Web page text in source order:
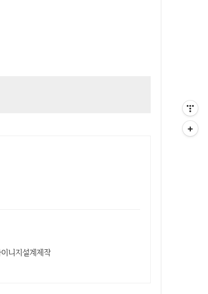
니지설계제작